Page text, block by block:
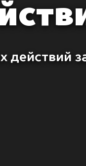
действий